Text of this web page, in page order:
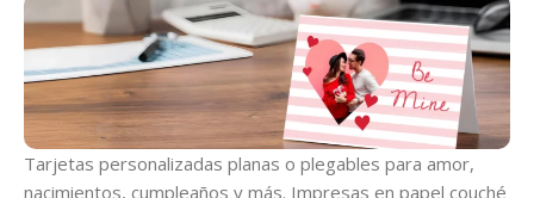
Tarjetas personalizadas planas o plegables para amor,
nacimientos, cumpleaños y más. Impresas en papel couché